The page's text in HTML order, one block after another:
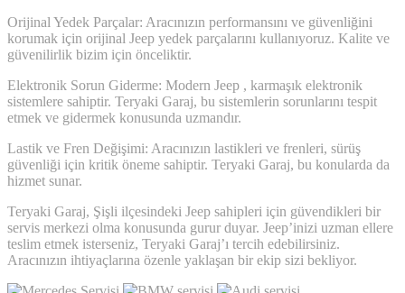
Orijinal Yedek Parçalar: Aracınızın performansını ve güvenliğini
korumak için orijinal Jeep yedek parçalarını kullanıyoruz. Kalite ve
güvenilirlik bizim için önceliktir.
Elektronik Sorun Giderme: Modern Jeep , karmaşık elektronik
sistemlere sahiptir. Teryaki Garaj, bu sistemlerin sorunlarını tespit
etmek ve gidermek konusunda uzmandır.
Lastik ve Fren Değişimi: Aracınızın lastikleri ve frenleri, sürüş
güvenliği için kritik öneme sahiptir. Teryaki Garaj, bu konularda da
hizmet sunar.
Teryaki Garaj, Şişli ilçesindeki Jeep sahipleri için güvendikleri bir
servis merkezi olma konusunda gurur duyar. Jeep’inizi uzman ellere
teslim etmek isterseniz, Teryaki Garaj’ı tercih edebilirsiniz.
Aracınızın ihtiyaçlarına özenle yaklaşan bir ekip sizi bekliyor.